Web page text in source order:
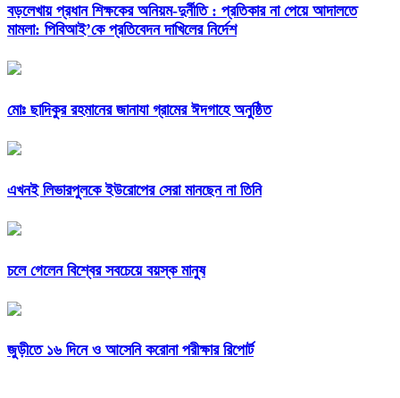
বড়লেখায় প্রধান শিক্ষকের অনিয়ম-দুর্নীতি : প্রতিকার না পেয়ে আদালতে
মামলা: পিবিআই’কে প্রতিবেদন দাখিলের নির্দেশ
মোঃ ছাদিকুর রহমানের জানাযা গ্রামের ঈদগাহে অনুষ্ঠিত
এখনই লিভারপুলকে ইউরোপের সেরা মানছেন না তিনি
চলে গেলেন বিশ্বের সবচেয়ে বয়স্ক মানুষ
জুড়ীতে ১৬ দিনে ও আসেনি করোনা পরীক্ষার রিপোর্ট